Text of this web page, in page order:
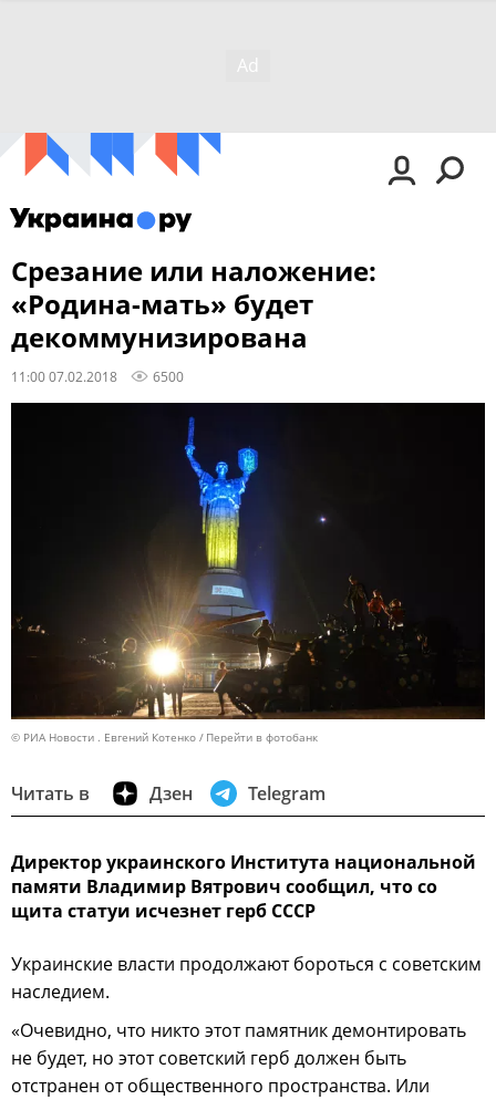
Срезание или наложение:
«Родина-мать» будет
декоммунизирована
11:00 07.02.2018 6500
© РИА Новости . Евгений Котенко Перейти в фотобанк
Читать в Дзен Telegram
Директор украинского Института национальной
памяти Владимир Вятрович сообщил, что со
щита статуи исчезнет герб СССР
Украинские власти продолжают бороться с советским
наследием.
«Очевидно, что никто этот памятник демонтировать
не будет, но этот советский герб должен быть
отстранен от общественного пространства. Или